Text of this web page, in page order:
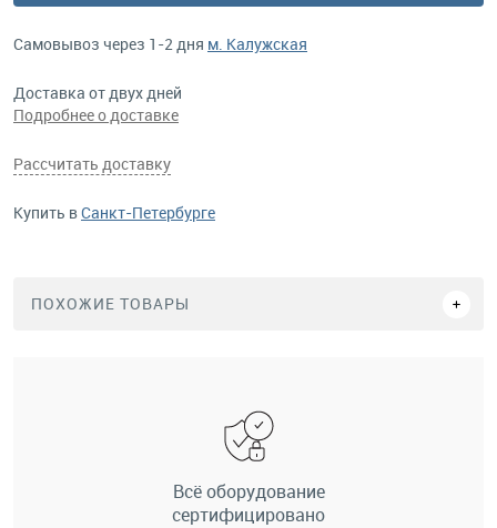
Самовывоз через 1-2 дня м. Калужская
Доставка от двух дней
Подробнее о доставке
Рассчитать доставку
Купить вСанкт-Петербурге
ПОХОЖИЕ ТОВАРЫ
Всё оборудование
сертифицировано